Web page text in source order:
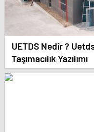
UETDS Nedir ?
Taşımacılık Yazılımı